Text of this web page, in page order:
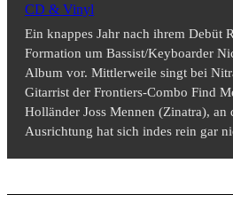
CD & Vinyl
Ein knappes Jahr nach ihrem Debüt
Formation um Bassist/Keyboarder
Album vor. Mittlerweile singt bei
Gitarrist der Frontiers-Combo Find
Holländer Joss Mennen (Zinatra), an
Ausrichtung hat sich indes rein gar